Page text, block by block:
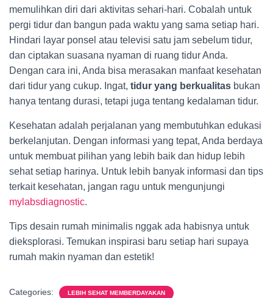
memulihkan diri dari aktivitas sehari-hari. Cobalah untuk
pergi tidur dan bangun pada waktu yang sama setiap hari.
Hindari layar ponsel atau televisi satu jam sebelum tidur,
dan ciptakan suasana nyaman di ruang tidur Anda.
Dengan cara ini, Anda bisa merasakan manfaat kesehatan
dari tidur yang cukup. Ingat, tidur yang berkualitas bukan
hanya tentang durasi, tetapi juga tentang kedalaman tidur.
Kesehatan adalah perjalanan yang membutuhkan edukasi
berkelanjutan. Dengan informasi yang tepat, Anda berdaya
untuk membuat pilihan yang lebih baik dan hidup lebih
sehat setiap harinya. Untuk lebih banyak informasi dan tips
terkait kesehatan, jangan ragu untuk mengunjungi
mylabsdiagnostic.
Tips desain rumah minimalis nggak ada habisnya untuk
dieksplorasi. Temukan inspirasi baru setiap hari supaya
rumah makin nyaman dan estetik!
Categories: LEBIH SEHAT MEMBERDAYAKAN